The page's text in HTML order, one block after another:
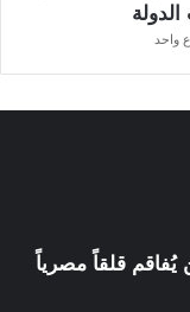
واحد
قلقاً مصرياً